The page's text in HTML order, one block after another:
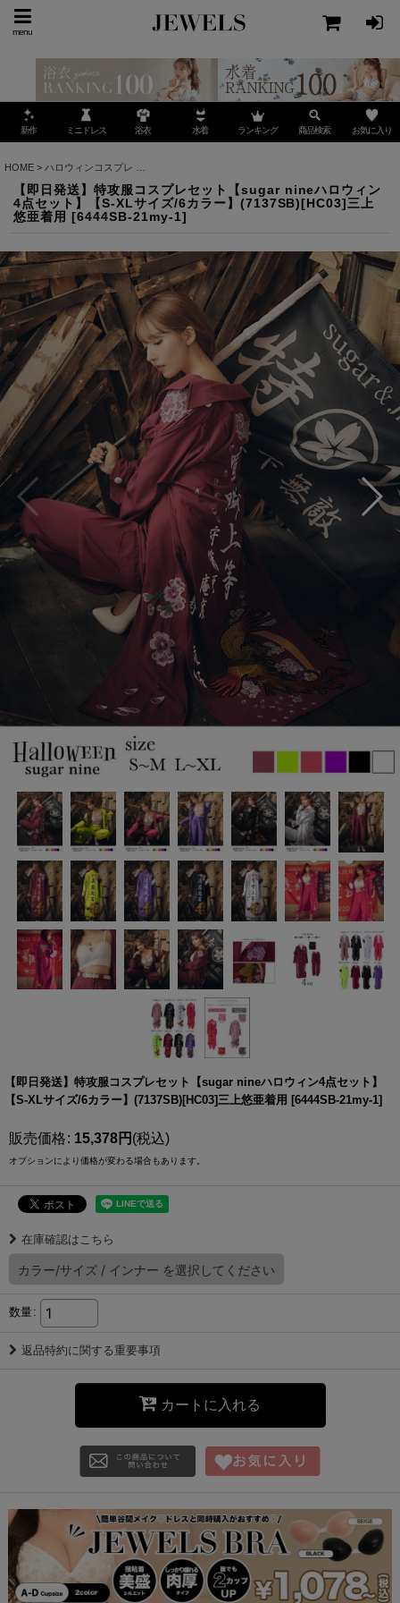
menu
新作 ミニドレス 浴衣 水着 ランキング 商品検索 お気に入り
HOME > ハロウィンコスプレ
【即日発送】特攻服コスプレセット【sugar nineハロウィン
4点セット】【S-XLサイズ/6カラー】(7137SB)[HC03]三上
悠亜着用 [6444SB-21my-1]
【即日発送】特攻服コスプレセット【sugar nineハロウィン4点セット】
【S-XLサイズ/6カラー】(7137SB)[HC03]三上悠亜着用 [6444SB-21my-1]
販売価格: 15,378円 (税込)
オプションにより価格が変わる場合もあります。
在庫確認はこちら
カラー/サイズ / インナー を選択してください
数量:
返品特約に関する重要事項
カートに入れる